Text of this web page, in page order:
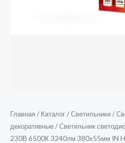
Главная / Каталог/Светильники/
декоративные/ Светильник
230В 6500К 3240лм 380х55мм IN